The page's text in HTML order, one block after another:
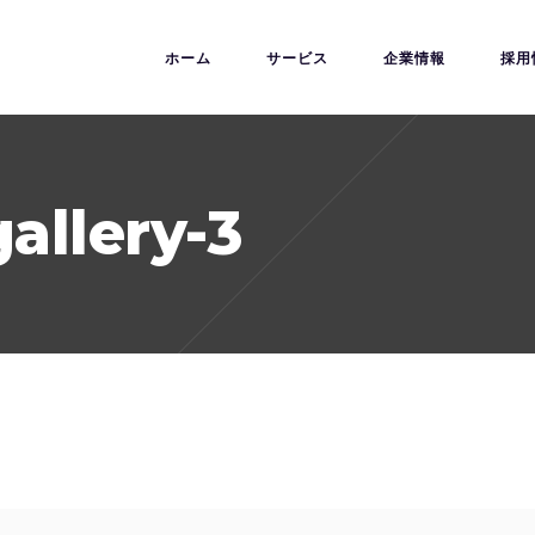
ホーム サービス 企業情報 採用
3